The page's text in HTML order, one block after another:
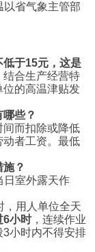
以省气象主管部
于15元，这是
结合生产经营特
位的高温津贴发
些？
而扣除或降低
者工资。最低
？
日室外露天作
，用人单位全天
6小时，连续作业
小时内不得安排